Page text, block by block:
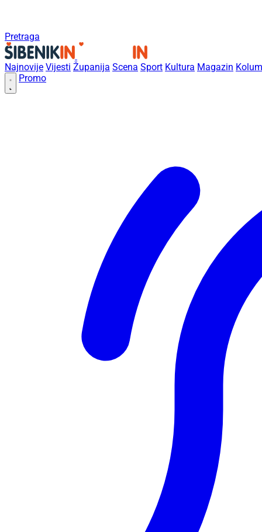
Pretraga
Najnovije Vijesti Županija Scena Sport Kultura Magazin
Promo